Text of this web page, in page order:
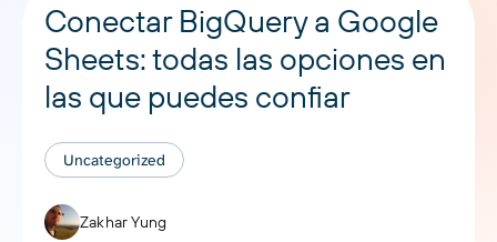
Conectar BigQuery a Google
Sheets: todas las opciones en
las que puedes confiar
Uncategorized
Zakhar Yung